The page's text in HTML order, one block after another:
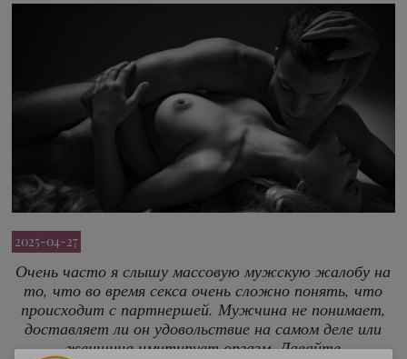
2025-04-27
Очень часто я слышу массовую мужскую жалобу на
то, что во время секса очень сложно понять, что
происходит с партнершей. Мужчина не понимает,
доставляет ли он удовольствие на самом деле или
женщина имитирует оргазм. Давайте